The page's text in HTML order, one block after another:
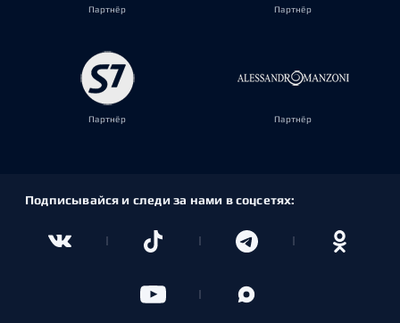
Партнёр Партнёр
Партнёр Партнёр
Подписывайся и следи за нами в соцсетях: